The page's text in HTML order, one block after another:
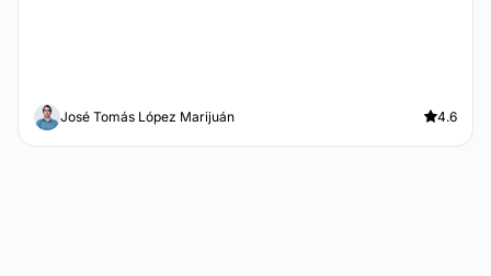
José Tomás López Marijuán 4.6